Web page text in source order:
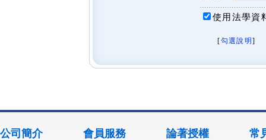
使用法學資
[勾選說明 ]
公司簡介 會員服務 論著授權 常